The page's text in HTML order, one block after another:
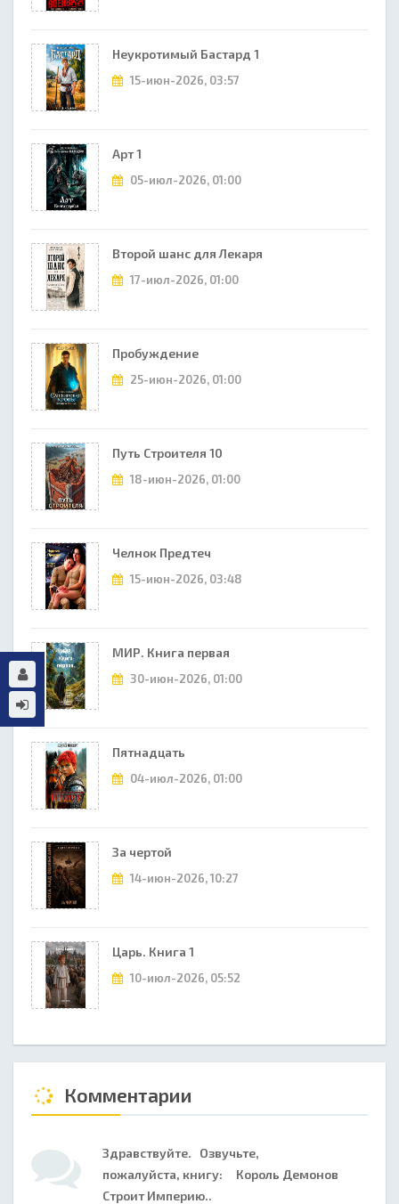
Неукротимый Бастард 1
15-июн-2026, 03:57
Арт 1
05-июл-2026, 01:00
Второй шанс для Лекаря
17-июл-2026, 01:00
Пробуждение
25-июн-2026, 01:00
Путь Строителя 10
18-июн-2026, 01:00
Челнок Предтеч
15-июн-2026, 03:48
МИР. Книга первая
30-июн-2026, 01:00
Пятнадцать
04-июл-2026, 01:00
За чертой
14-июн-2026, 10:27
Царь. Книга 1
10-июл-2026, 05:52
Комментарии
Здравствуйте. Озвучьте,
пожалуйста, книгу: Король Демонов
Строит Империю..